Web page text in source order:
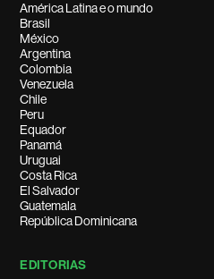
América Latina e o mundo
Brasil
México
Argentina
Colombia
Venezuela
Chile
Peru
Equador
Panamá
Uruguai
Costa Rica
El Salvador
Guatemala
República Dominicana
EDITORIAS